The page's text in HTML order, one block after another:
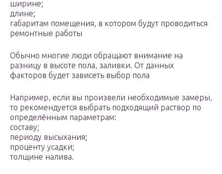
ширине;
длине;
габаритам помещения, в котором будут проводиться
ремонтные работы
Обычно многие люди обращают внимание на
разницу в высоте пола, заливки. От данных
факторов будет зависеть выбор пола
Например, если вы произвели необходимые замеры,
то рекомендуется выбрать подходящий раствор по
определённым параметрам:
составу;
периоду высыхания;
проценту усадки;
толщине налива.